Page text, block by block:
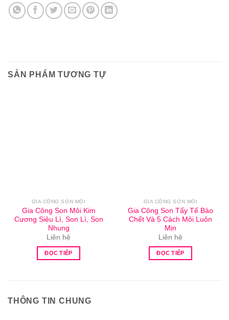
SẢN PHẨM TƯƠNG TỰ
GIA CÔNG SON MÔI
Gia Công Son Môi Kim
Cương Siêu Lì, Son Lì, Son
Nhung
Liên hệ
ĐỌC TIẾP
GIA CÔNG SON MÔI
Gia Công Son Tẩy Tế Bào
Chết Và 5 Cách Môi Luôn
Mịn
Liên hệ
ĐỌC TIẾP
THÔNG TIN CHUNG